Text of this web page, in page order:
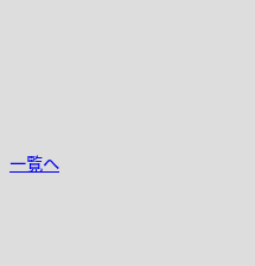
一覧へ